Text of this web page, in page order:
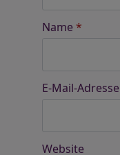
Name *
E-Mail-Adresse
Website